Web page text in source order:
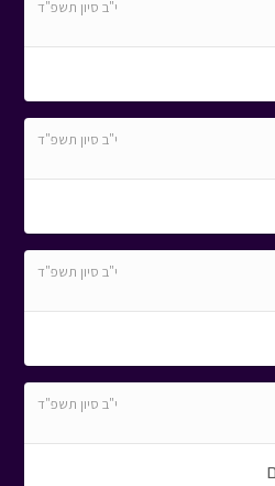
י"ב סיון תשפ"ד
י"ב סיון תשפ"ד
י"ב סיון תשפ"ד
י"ב סיון תשפ"ד